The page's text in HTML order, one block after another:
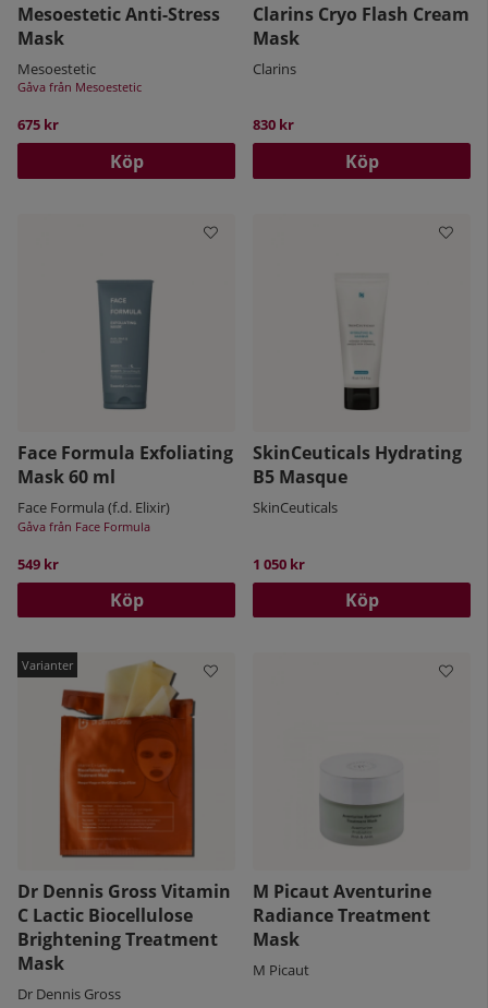
Mesoestetic Anti-Stress
Mask
Mesoestetic
Gåva från Mesoestetic
675 kr
Köp
Clarins Cryo Flash Cream
Mask
Clarins
830 kr
Köp
Face Formula Exfoliating
Mask 60 ml
Face Formula (f.d. Elixir)
Gåva från Face Formula
549 kr
Köp
SkinCeuticals Hydrating
B5 Masque
SkinCeuticals
1 050 kr
Köp
Dr Dennis Gross Vitamin
C Lactic Biocellulose
Brightening Treatment
Mask
Dr Dennis Gross
M Picaut Aventurine
Radiance Treatment
Mask
M Picaut